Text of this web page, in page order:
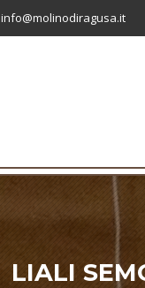
info@molinodiragusa.it
LIALI